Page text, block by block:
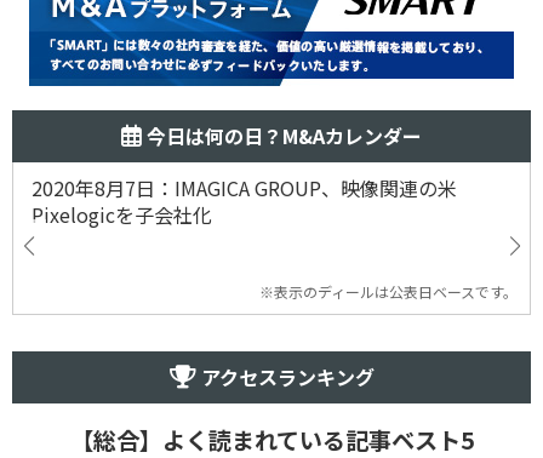
今日は何の日？M&Aカレンダー
2020年8月7日：IMAGICA GROUP、映像関連の米
Pixelogicを子会社化
※表示のディールは公表日ベースです。
アクセスランキング
【総合】よく読まれている記事ベスト5